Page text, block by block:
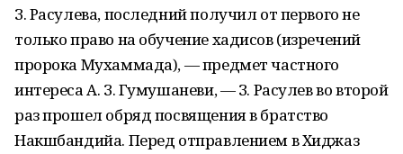
З. Расулева, последний получил от первого не
только право на обучение хадисов (изречений
пророка Мухаммада), — предмет частного
интереса А. З. Гумушаневи, — З. Расулев во второй
раз прошел обряд посвящения в братство
Накшбандийа. Перед отправлением в Хиджаз